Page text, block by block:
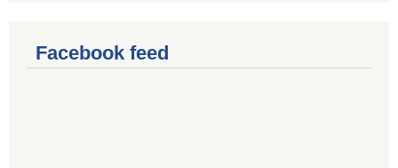
Facebook feed